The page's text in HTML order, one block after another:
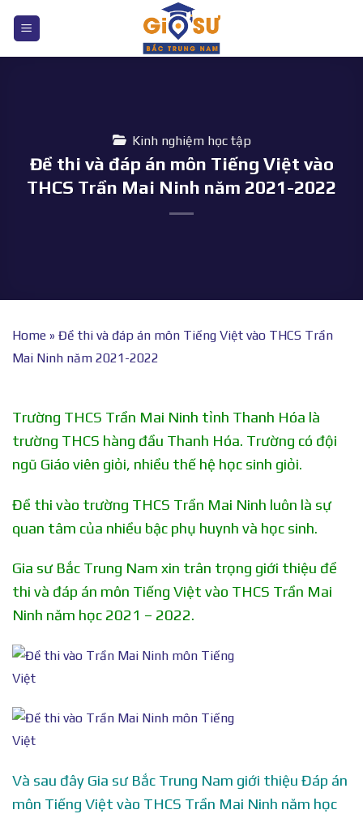
nội
Kinh nghiệm học tập
Đề thi và đáp án môn Tiếng Việt vào
THCS Trần Mai Ninh năm 2021-2022
Home » Đề thi và đáp án môn Tiếng Việt vào THCS Trần
Mai Ninh năm 2021-2022
Trường THCS Trần Mai Ninh tỉnh Thanh Hóa là
trường THCS hàng đầu Thanh Hóa. Trường có đội
ngũ Giáo viên giỏi, nhiều thế hệ học sinh giỏi.
Đề thi vào trường THCS Trần Mai Ninh luôn là sự
quan tâm của nhiều bậc phụ huynh và học sinh.
Gia sư Bắc Trung Nam xin trân trọng giới thiệu đề
thi và đáp án môn Tiếng Việt vào THCS Trần Mai
Ninh năm học 2021 – 2022.
Và sau đây Gia sư Bắc Trung Nam giới thiệu Đáp án
môn Tiếng Việt vào THCS Trần Mai Ninh năm học